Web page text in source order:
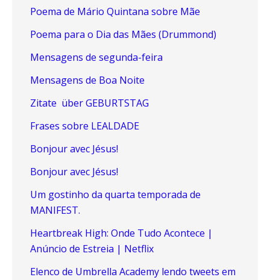
Poema de Mário Quintana sobre Mãe
Poema para o Dia das Mães (Drummond)
Mensagens de segunda-feira
Mensagens de Boa Noite
Zitate über GEBURTSTAG
Frases sobre LEALDADE
Bonjour avec Jésus!
Bonjour avec Jésus!
Um gostinho da quarta temporada de
MANIFEST.
Heartbreak High: Onde Tudo Acontece |
Anúncio de Estreia | Netflix
Elenco de Umbrella Academy lendo tweets em